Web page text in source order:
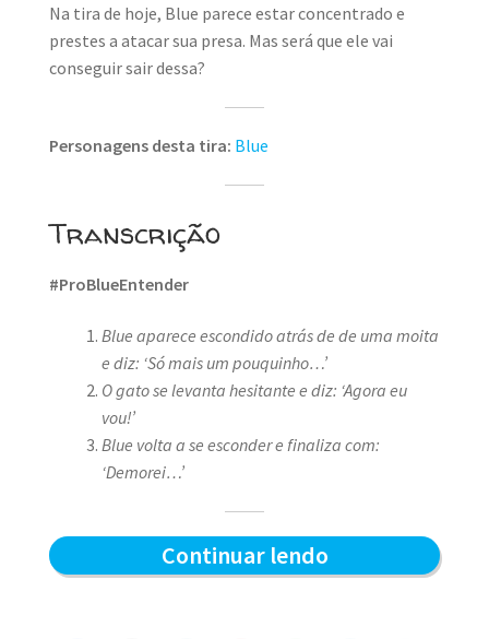
Na tira de hoje, Blue parece estar concentrado e
prestes a atacar sua presa. Mas será que ele vai
conseguir sair dessa?
Personagens desta tira: Blue
Transcrição
#ProBlueEntender
Blue aparece escondido atrás de de uma moita
e diz: ‘Só mais um pouquinho…’
O gato se levanta hesitante e diz: ‘Agora eu
vou!’
Blue volta a se esconder e finaliza com:
‘Demorei…’
Continuar lendoDemorou